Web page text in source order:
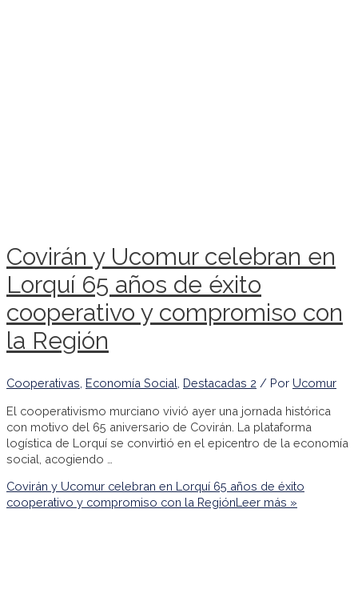
Covirán y Ucomur celebran en
Lorquí 65 años de éxito
cooperativo y compromiso con
la Región
Cooperativas Economía Social Destacadas 2 / Por Ucomur
El cooperativismo murciano vivió ayer una jornada histórica
con motivo del 65 aniversario de Covirán. La plataforma
logística de Lorquí se convirtió en el epicentro de la economía
social, acogiendo …
Covirán y Ucomur celebran en Lorquí 65 años de éxito
cooperativo y compromiso con la RegiónLeer más »